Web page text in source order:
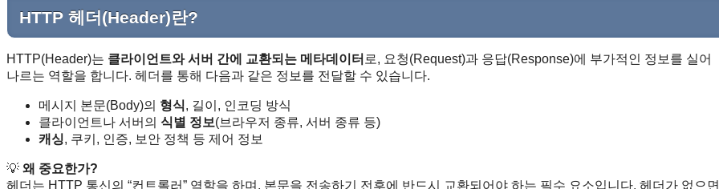
HTTP 헤더(Header)란?
HTTP(Header)는 클라이언트와 서버 간에 교환되는 메타데이터 로, 요청(Request)과 응답(Response)에 부가적인 정보를 실어
나르는 역할을 합니다. 헤더를 통해 다음과 같은 정보를 전달할 수 있습니다.
메시지 본문(Body)의 형식, 길이, 인코딩 방식
클라이언트나 서버의 식별 정보(브라우저 종류, 서버 종류 등)
캐싱, 쿠키, 인증, 보안 정책 등 제어 정보
💡 왜 중요한가?
헤더는 HTTP 통신의 “컨트롤러” 역할을 하며, 본문을 전송하기 전후에 반드시 교환되어야 하는 필수 요소입니다. 헤더가 없으면